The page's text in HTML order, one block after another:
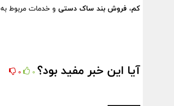
کم، فروش بند ساک دستی و خدمات مربوط به
آیا این خبر مفید بود؟ 0
0